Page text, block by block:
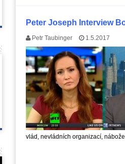
Peter Joseph Interview
Petr Taubinger
1.5.2017
vlád, nevládních organizací,